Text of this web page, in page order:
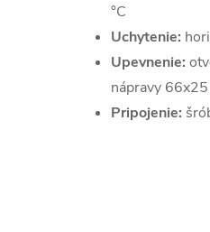
°C
Uchytenie:
Upevnenie:
nápravy
Pripojenie: